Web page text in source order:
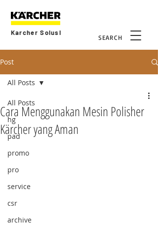
SEARCH
Karcher Solusi
Post
All Posts
hg
pad
promo
pro
service
csr
archive
All Posts
Cara Menggunakan Mesin Polisher
Kärcher yang Aman